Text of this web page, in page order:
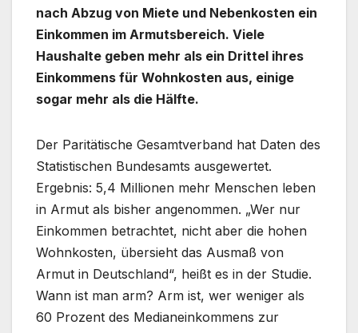
nach Abzug von Miete und Nebenkosten ein
Einkommen im Armutsbereich. Viele
Haushalte geben mehr als ein Drittel ihres
Einkommens für Wohnkosten aus, einige
sogar mehr als die Hälfte.
Der Paritätische Gesamtverband hat Daten des
Statistischen Bundesamts ausgewertet.
Ergebnis: 5,4 Millionen mehr Menschen leben
in Armut als bisher angenommen. „Wer nur
Einkommen betrachtet, nicht aber die hohen
Wohnkosten, übersieht das Ausmaß von
Armut in Deutschland“, heißt es in der Studie.
Wann ist man arm? Arm ist, wer weniger als
60 Prozent des Medianeinkommens zur